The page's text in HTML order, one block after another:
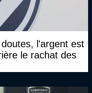
l'argent est
le rachat des